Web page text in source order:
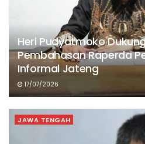
Heri Pudyatmoko
Pembahasan Raperda
Informal Jateng
17/07/2026
JAWA TENGAH